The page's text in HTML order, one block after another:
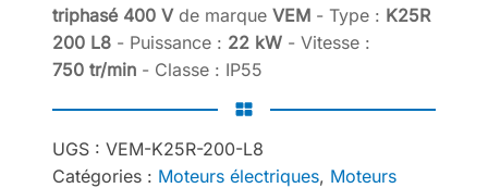
triphasé 400 V de marque VEM - Type : K25R
200 L8 - Puissance : 22 kW - Vitesse :
750 tr/min - Classe : IP55
UGS : VEM-K25R-200-L8
Catégories : Moteurs électriques, Moteurs